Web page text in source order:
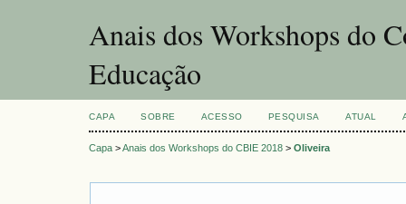
Anais dos Workshops do
Educação
CAPA SOBRE ACESSO PESQUISA ATUAL
Capa >Anais dos Workshops do CBIE 2018 > Oliveira